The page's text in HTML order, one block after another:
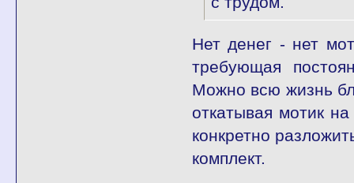
Нет денег - нет
требующая
Можно всю жизнь
откатывая мотик
конкретно
комплект.